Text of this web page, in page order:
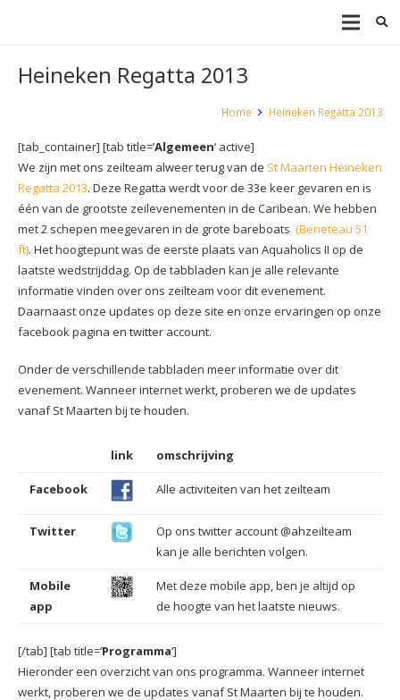
Heineken Regatta 2013
Home Heineken Regatta 2013
[tab_container] [tab title=’Algemeen‘ active]
We zijn met ons zeilteam alweer terug van de St Maarten Heineken
Regatta 2013. Deze Regatta werdt voor de 33e keer gevaren en is
één van de grootste zeilevenementen in de Caribean. We hebben
met 2 schepen meegevaren in de grote bareboats (Beneteau 51
ft). Het hoogtepunt was de eerste plaats van Aquaholics II op de
laatste wedstrijddag. Op de tabbladen kan je alle relevante
informatie vinden over ons zeilteam voor dit evenement.
Daarnaast onze updates op deze site en onze ervaringen op onze
facebook pagina en twitter account.
Onder de verschillende tabbladen meer informatie over dit
evenement. Wanneer internet werkt, proberen we de updates
vanaf St Maarten bij te houden.
link omschrijving
Facebook Alle activiteiten van het zeilteam
Twitter
Op ons twitter account @ahzeilteam
kan je alle berichten volgen.
Mobile
app
Met deze mobile app, ben je altijd op
de hoogte van het laatste nieuws.
[/tab] [tab title=’Programma‘]
Hieronder een overzicht van ons programma. Wanneer internet
werkt, proberen we de updates vanaf St Maarten bij te houden.